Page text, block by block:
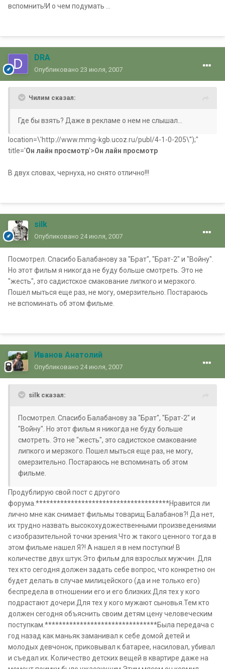
вспомнить!И о чем подумать ...
DRA
Опубликовано 23 июля, 2007
Чилим сказал:
Где бы взять? Даже в рекламе о нем не слышал...
location=\'http://www.mmg-kgb.ucoz.ru/publ/4-1-0-205\'');"
title='Он лайн просмотр'>Он лайн просмотр
В двух словах, чернуха, но снято отлично!!!
silk
Опубликовано 24 июля, 2007
Посмотрел. Спасибо Балабанову за "Брат", "Брат-2" и "Войну".
Но этот фильм я никогда не буду больше смотреть. Это не
"жесть", это садистское смакование липкого и мерзкого.
Пошел мыться еще раз, не могу, омерзительно. Постараюсь
не вспоминать об этом фильме.
Иванов Анатолий
Опубликовано 24 июля, 2007
silk сказал:
Посмотрел. Спасибо Балабанову за "Брат", "Брат-2" и
"Войну". Но этот фильм я никогда не буду больше
смотреть. Это не "жесть", это садистское смакование
липкого и мерзкого. Пошел мыться еще раз, не могу,
омерзительно. Постараюсь не вспоминать об этом
фильме.
Продублирую свой пост с другого
форума.**************************************Нравится ли
лично мне как снимает фильмы товарищ Балабанов?! Да нет,
их трудно назвать высокохудожественными произведениями
с изобразительной точки зрения.Что ж такого ценного тогда в
этом фильме нашел Я?! А нашел я в нем поступки! В
количестве двух штук.Это фильм для взрослых мужчин. Для
тех кто сегодня должен задать себе вопрос, что конкретно он
будет делать в случае милицейского (да и не только его)
беспредела в отношении его и его близких.Для тех у кого
подрастают дочери.Для тех у кого мужают сыновья.Тем кто
должен сегодня объяснить своим детям цену человеческим
поступкам.********************************Была передача с
год назад как маньяк заманивал к себе домой детей и
молодых девчонок, приковывал к батарее, насиловал, убивал
и съедал их. Количество детских вещей в квартире даже на